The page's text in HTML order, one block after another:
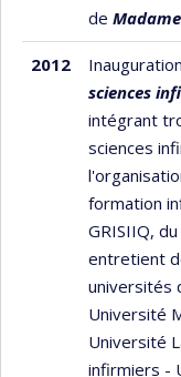
de
2012
sciences
intégrant
sciences
formation
GRISIIQ,
entretient
universités
Université
Université
infirmiers -